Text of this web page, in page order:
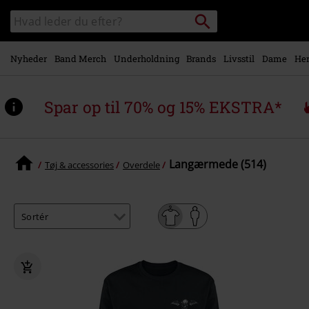
Gå til
hovedindhold
Søg
sortiment
Søg
Nyheder Band Merch Underholdning Brands Livsstil Dame
Spar op til 70% og 15% EKSTRA*
Tøj & accessories Overdele Langærmede (514)